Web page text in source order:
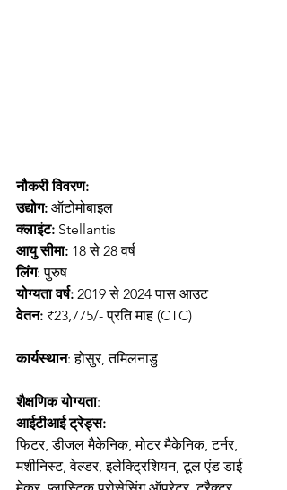
नौकरी विवरण:
उद्योग: ऑटोमोबाइल
क्लाइंट: Stellantis
आयु सीमा: 18 से 28 वर्ष
लिंग: पुरुष
योग्यता वर्ष: 2019 से 2024 पास आउट
वेतन: ₹23,775/- प्रति माह (CTC)
कार्यस्थान: होसुर, तमिलनाडु
शैक्षणिक योग्यता:
आईटीआई ट्रेड्स:
फिटर, डीजल मैकेनिक, मोटर मैकेनिक, टर्नर,
मशीनिस्ट, वेल्डर, इलेक्ट्रिशियन, टूल एंड डाई